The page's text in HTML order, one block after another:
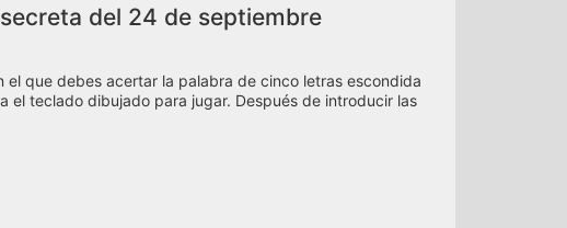
del 24 de septiembre
que debes acertar la palabra de cinco letras escondida
el teclado dibujado para jugar. Después de introducir las